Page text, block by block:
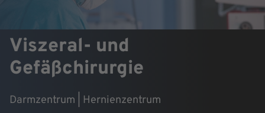
Viszeral- und
Gefäßchirurgie
Darmzentrum | Hernienzentrum